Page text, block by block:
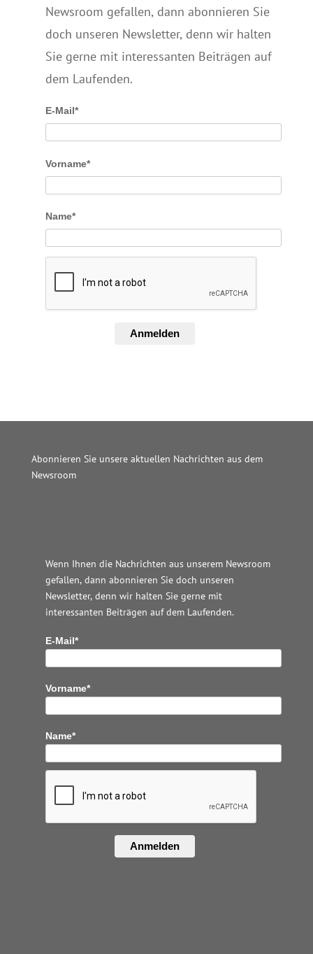
Newsroom gefallen, dann abonnieren Sie
doch unseren Newsletter, denn wir halten
Sie gerne mit interessanten Beiträgen auf
dem Laufenden.
E-Mail*
Vorname*
Name*
Anmelden
Abonnieren Sie unsere aktuellen Nachrichten aus dem
Newsroom
Wenn Ihnen die Nachrichten aus unserem Newsroom
gefallen, dann abonnieren Sie doch unseren
Newsletter, denn wir halten Sie gerne mit
interessanten Beiträgen auf dem Laufenden.
E-Mail*
Vorname*
Name*
Anmelden